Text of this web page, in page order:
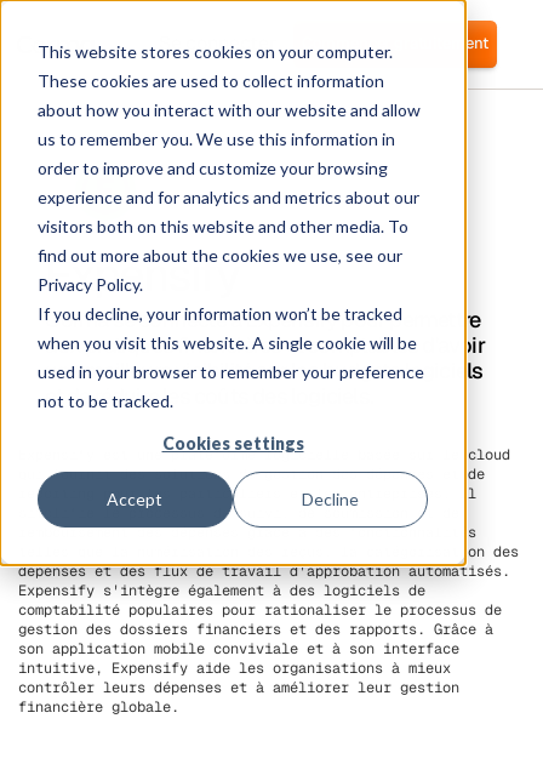
This website stores cookies on your computer.
These cookies are used to collect information
about how you interact with our website and allow
us to remember you. We use this information in
order to improve and customize your browsing
experience and for analytics and metrics about our
visitors both on this website and other media. To
find out more about the cookies we use, see our
Privacy Policy.
If you decline, your information won’t be tracked
when you visit this website. A single cookie will be
used in your browser to remember your preference
not to be tracked.
Cookies settings
Accept Decline
Se connecter Commencer gratuitement
Expensify
Corma se connecte à Expensify pour permettre
aux pratiques financières et comptables d'avoir
une meilleure visibilité sur les budgets logiciels
et de réduire les coûts des logiciels.
Expensify est une plateforme logicielle basée sur le cloud
qui fournit des solutions de gestion des dépenses et de
reporting pour les particuliers et les entreprises. Il
simplifie le processus de suivi, de soumission et de
remboursement des dépenses grâce à des fonctionnalités
telles que la numérisation des reçus, la catégorisation des
dépenses et des flux de travail d'approbation automatisés.
Expensify s'intègre également à des logiciels de
comptabilité populaires pour rationaliser le processus de
gestion des dossiers financiers et des rapports. Grâce à
son application mobile conviviale et à son interface
intuitive, Expensify aide les organisations à mieux
contrôler leurs dépenses et à améliorer leur gestion
financière globale.